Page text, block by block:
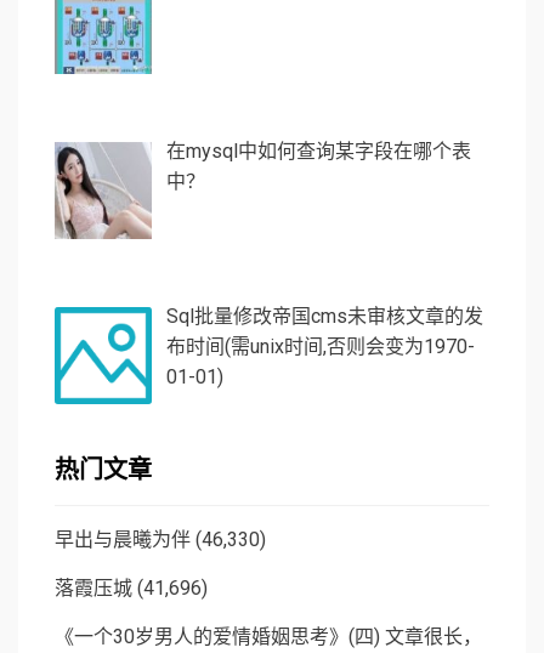
在mysql中如何查询某字段在哪个表
中？
Sql批量修改帝国cms未审核文章的发
布时间(需unix时间,否则会变为1970-
01-01)
热门文章
早出与晨曦为伴 (46,330)
落霞压城 (41,696)
《一个30岁男人的爱情婚姻思考》(四) 文章很长，